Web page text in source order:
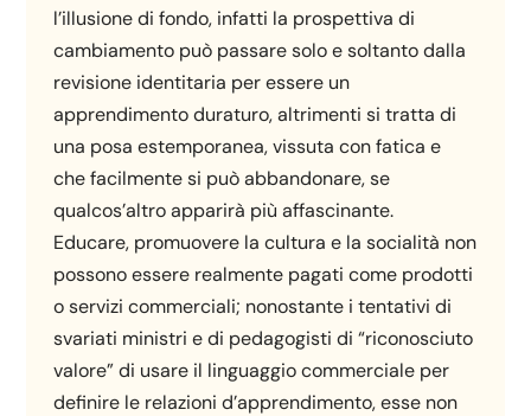
l’illusione di fondo, infatti la prospettiva di
cambiamento può passare solo e soltanto dalla
revisione identitaria per essere un
apprendimento duraturo, altrimenti si tratta di
una posa estemporanea, vissuta con fatica e
che facilmente si può abbandonare, se
qualcos’altro apparirà più affascinante.
Educare, promuovere la cultura e la socialità non
possono essere realmente pagati come prodotti
o servizi commerciali; nonostante i tentativi di
svariati ministri e di pedagogisti di “riconosciuto
valore” di usare il linguaggio commerciale per
definire le relazioni d’apprendimento, esse non